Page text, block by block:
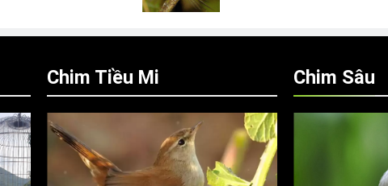
Chim Tiều Mi Chim Sâu